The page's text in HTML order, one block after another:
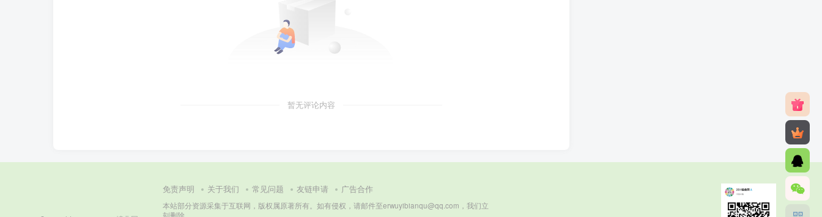
暂无评论内容
免责声明 关于我们 常见问题 友链申请 广告合作
本站部分资源采集于互联网，版权属原著所有。如有侵权，请邮件至erwuyibianqu@qq.com，我们立